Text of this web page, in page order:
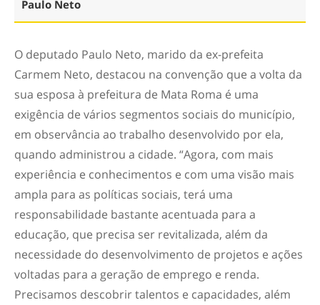
Paulo Neto
O deputado Paulo Neto, marido da ex-prefeita
Carmem Neto, destacou na convenção que a volta da
sua esposa à prefeitura de Mata Roma é uma
exigência de vários segmentos sociais do município,
em observância ao trabalho desenvolvido por ela,
quando administrou a cidade. “Agora, com mais
experiência e conhecimentos e com uma visão mais
ampla para as políticas sociais, terá uma
responsabilidade bastante acentuada para a
educação, que precisa ser revitalizada, além da
necessidade do desenvolvimento de projetos e ações
voltadas para a geração de emprego e renda.
Precisamos descobrir talentos e capacidades, além